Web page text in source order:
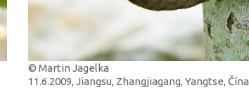
© Martin Jagelka
11.6.2009, Jiangsu, Zhangjiagang, Yangtse, Čína